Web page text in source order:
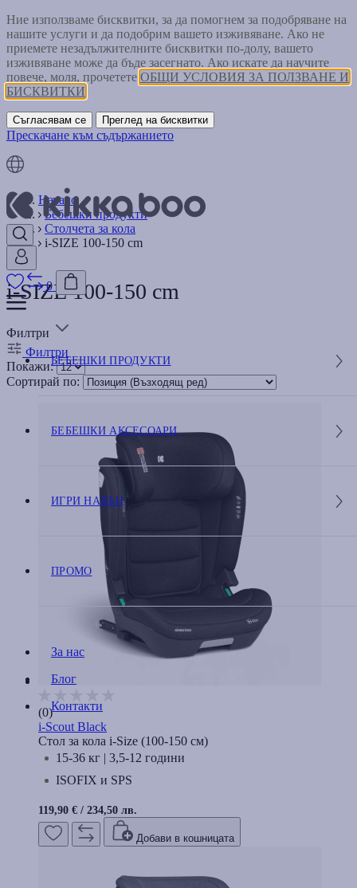
Ние използваме бисквитки, за да помогнем за подобряване на
нашите услуги и да подобрим вашето изживяване. Ако не
приемете незадължителните бисквитки по-долу, вашето
изживяване може да бъде засегнато. Ако искате да научите
повече, моля, прочетете ОБЩИ УСЛОВИЯ ЗА ПОЛЗВАНЕ И
БИСКВИТКИ
Съгласявам се Преглед на бисквитки
Прескачане към съдържанието
0
БЕБЕШКИ ПРОДУКТИ
БЕБЕШКИ АКСЕСОАРИ
ИГРИ НАВЪН
ПРОМО
За нас
Блог
Контакти
Начало
Бебешки продукти
Столчета за кола
i-SIZE 100-150 cm
i-SIZE 100-150 cm
Филтри
Филтри
Покажи:
Сортирай по:
(0)
i-Scout Black
Стол за кола i-Size (100-150 см)
15-36 кг | 3,5-12 години
ISOFIX и SPS
119,90 € / 234,50 лв.
Добави в кошницата